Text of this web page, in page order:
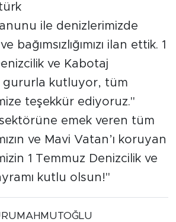
ile denizlerimizde
bağımsızlığımızı ilan ettik. 1
ve Kabotaj
gururla kutluyor, tüm
teşekkür ediyoruz."
emek veren tüm
ve Mavi Vatan’ı koruyan
1 Temmuz Denizcilik ve
kutlu olsun!"